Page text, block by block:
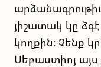
յիշատակ կը
կողքին։ Չենք
Սեբաստիոյ այս